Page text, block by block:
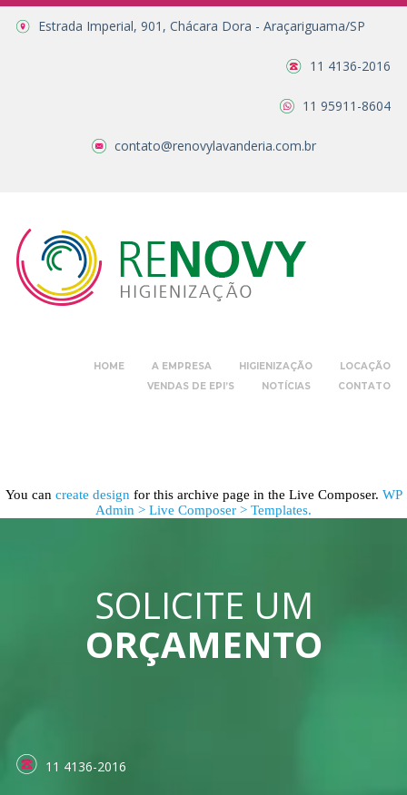
Estrada Imperial, 901, Chácara Dora - Araçariguama/SP
11 4136-2016
11 95911-8604
contato@renovylavanderia.com.br
HOME A EMPRESA HIGIENIZAÇÃO
LOCAÇÃO
VENDAS DE EPI’S
NOTÍCIAS CONTATO
You can create design for this archive page in the Live Composer. WP
Admin > Live Composer > Templates.
SOLICITE UM
ORÇAMENTO
11 4136-2016